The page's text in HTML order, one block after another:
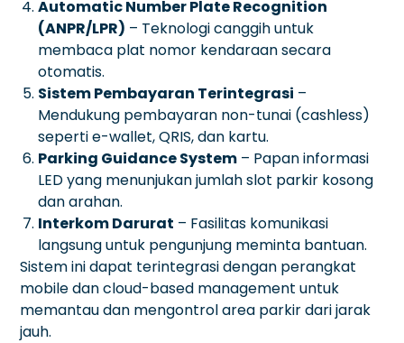
Automatic Number Plate Recognition
(ANPR/LPR) – Teknologi canggih untuk
membaca plat nomor kendaraan secara
otomatis.
Sistem Pembayaran Terintegrasi –
Mendukung pembayaran non-tunai (cashless)
seperti e-wallet, QRIS, dan kartu.
Parking Guidance System – Papan informasi
LED yang menunjukan jumlah slot parkir kosong
dan arahan.
Interkom Darurat – Fasilitas komunikasi
langsung untuk pengunjung meminta bantuan.
Sistem ini dapat terintegrasi dengan perangkat
mobile dan cloud-based management untuk
memantau dan mengontrol area parkir dari jarak
jauh.